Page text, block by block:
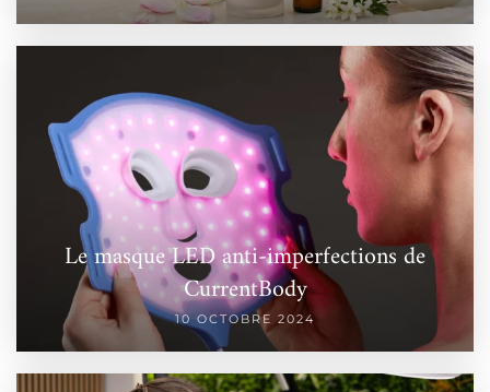
Le masque LED anti-imperfections de
CurrentBody
10 OCTOBRE 2024